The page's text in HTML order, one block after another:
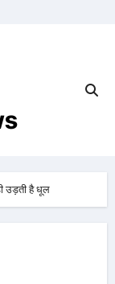
उड़ती है धूल